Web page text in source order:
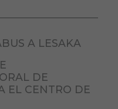
A LESAKA
DE
EL CENTRO DE